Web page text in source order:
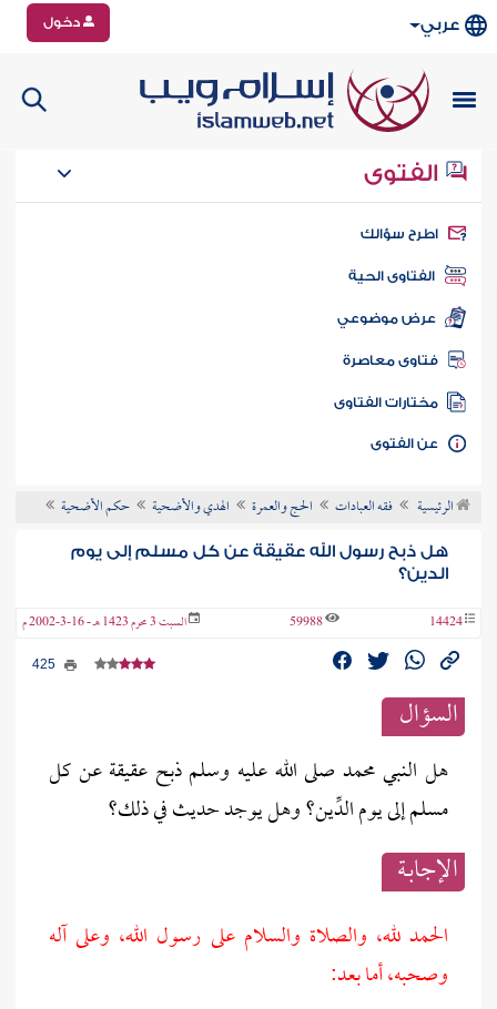
عربي دخول
الفتوى
سؤالك
الفتاوى الحية
عرض موضوعي
فتاوى معاصرة
مختارات الفتاوى
الفتوى
الرئيسية فقه العبادات الحج والعمرة الهدي والأضحية حكم الأضحية
هل ذبح رسول الله عقيقة عن كل مسلم إلى يوم
الدين؟
14424
59988 السبت 3 محرم 1423 هـ - 16-3-2002 م
السؤال
هل النبي محمد صلى الله عليه وسلم ذبح عقيقة عن كل
مسلم إلى يوم الدِّين؟ وهل يوجد حديث في ذلك؟
الإجابــة
الحمد لله، والصلاة والسلام على رسول الله، وعلى آله
وصحبه، أما بعد: